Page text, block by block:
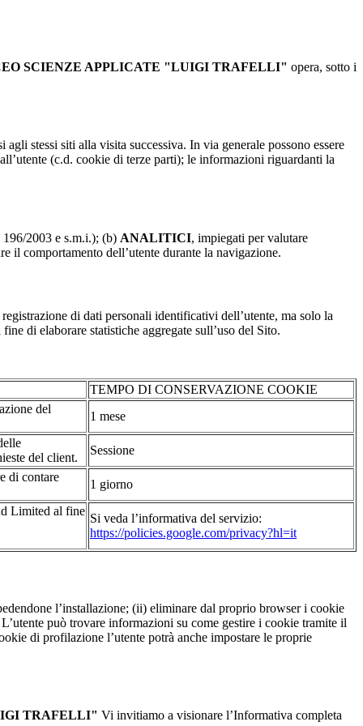
SCIENZE APPLICATE "LUIGI TRAFELLI" opera, sotto i
stessi siti alla visita successiva. In via generale possono essere
(c.d. cookie di terze parti); le informazioni riguardanti la
2003 e s.m.i.); (b) ANALITICI, impiegati per valutare
il comportamento dell’utente durante la navigazione.
di dati personali identificativi dell’utente, ma solo la
di elaborare statistiche aggregate sull’uso del Sito.
TEMPO DI CONSERVAZIONE COOKIE
del
1 mese
del client.
Sessione
di contare
1 giorno
Limited al fine
Si veda l’informativa del servizio:
https://policies.google.com/privacy?hl=it
l’installazione; (ii) eliminare dal proprio browser i cookie
può trovare informazioni su come gestire i cookie tramite il
di profilazione l’utente potrà anche impostare le proprie
TRAFELLI" Vi invitiamo a visionare l’Informativa completa